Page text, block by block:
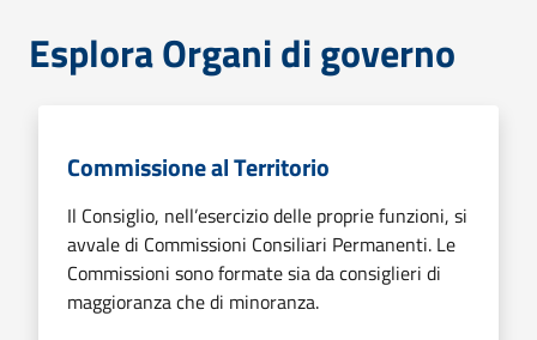
Esplora Organi di governo
Commissione al Territorio
Il Consiglio, nell’esercizio delle proprie funzioni, si
avvale di Commissioni Consiliari Permanenti. Le
Commissioni sono formate sia da consiglieri di
maggioranza che di minoranza.